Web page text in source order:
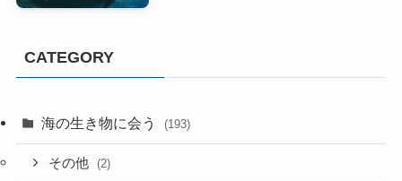
CATEGORY
海の生き物に会う (193)
その他 (2)